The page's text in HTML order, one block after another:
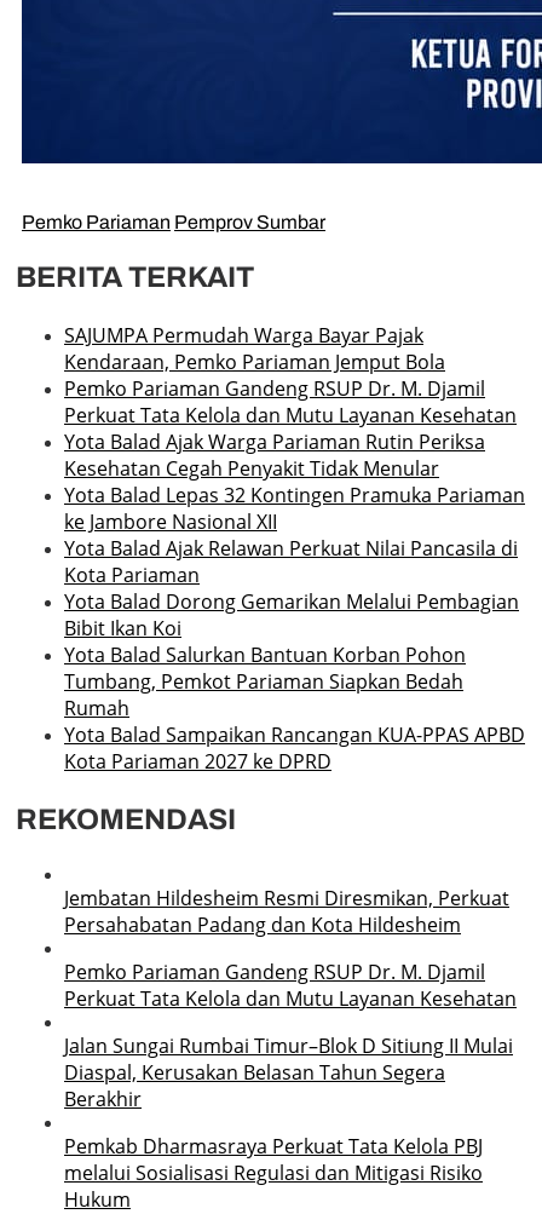
Pemko Pariaman Pemprov Sumbar
BERITA TERKAIT
SAJUMPA Permudah Warga Bayar Pajak
Kendaraan, Pemko Pariaman Jemput Bola
Pemko Pariaman Gandeng RSUP Dr. M. Djamil
Perkuat Tata Kelola dan Mutu Layanan Kesehatan
Yota Balad Ajak Warga Pariaman Rutin Periksa
Kesehatan Cegah Penyakit Tidak Menular
Yota Balad Lepas 32 Kontingen Pramuka Pariaman
ke Jambore Nasional XII
Yota Balad Ajak Relawan Perkuat Nilai Pancasila di
Kota Pariaman
Yota Balad Dorong Gemarikan Melalui Pembagian
Bibit Ikan Koi
Yota Balad Salurkan Bantuan Korban Pohon
Tumbang, Pemkot Pariaman Siapkan Bedah
Rumah
Yota Balad Sampaikan Rancangan KUA-PPAS APBD
Kota Pariaman 2027 ke DPRD
REKOMENDASI
Jembatan Hildesheim Resmi Diresmikan, Perkuat
Persahabatan Padang dan Kota Hildesheim
Pemko Pariaman Gandeng RSUP Dr. M. Djamil
Perkuat Tata Kelola dan Mutu Layanan Kesehatan
Jalan Sungai Rumbai Timur–Blok D Sitiung II Mulai
Diaspal, Kerusakan Belasan Tahun Segera
Berakhir
Pemkab Dharmasraya Perkuat Tata Kelola PBJ
melalui Sosialisasi Regulasi dan Mitigasi Risiko
Hukum